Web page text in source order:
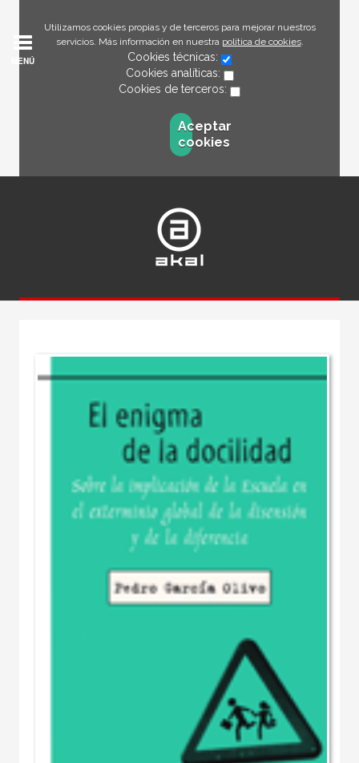
Utilizamos cookies propias y de terceros para mejorar nuestros
servicios. Más información en nuestra política de cookies.
Cookies técnicas:
Cookies analíticas:
Cookies de terceros:
Aceptar
cookies
MENÚ